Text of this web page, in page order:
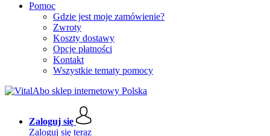
Pomoc
Gdzie jest moje zamówienie?
Zwroty
Koszty dostawy
Opcje płatności
Kontakt
Wszystkie tematy pomocy
Zaloguj się
Zaloguj się teraz